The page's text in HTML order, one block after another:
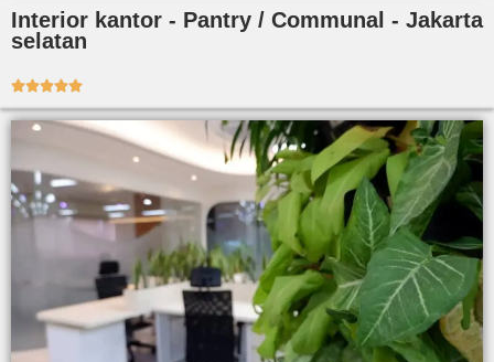
Interior kantor - Pantry / Communal - Jakarta
selatan
